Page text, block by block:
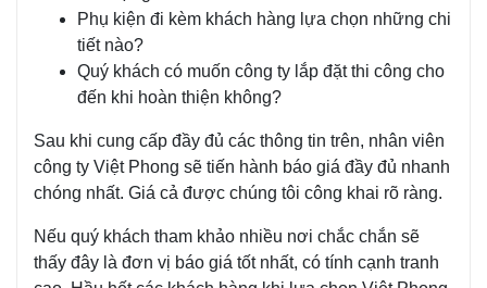
Phụ kiện đi kèm khách hàng lựa chọn những chi
tiết nào?
Quý khách có muốn công ty lắp đặt thi công cho
đến khi hoàn thiện không?
Sau khi cung cấp đầy đủ các thông tin trên, nhân viên
công ty Việt Phong sẽ tiến hành báo giá đầy đủ nhanh
chóng nhất. Giá cả được chúng tôi công khai rõ ràng.
Nếu quý khách tham khảo nhiều nơi chắc chắn sẽ
thấy đây là đơn vị báo giá tốt nhất, có tính cạnh tranh